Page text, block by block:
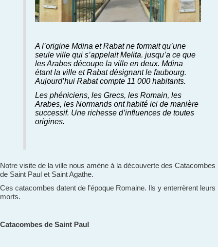
A l’origine Mdina et Rabat ne formait qu’une
seule ville qui s’appelait Melita. jusqu’a ce que
les Arabes découpe la ville en deux. Mdina
étant la ville et Rabat désignant le faubourg.
Aujourd’hui Rabat compte 11 000 habitants.
Les phéniciens, les Grecs, les Romain, les
Arabes, les Normands ont habité ici de manière
successif. Une richesse d’influences de toutes
origines.
Notre visite de la ville nous amène à la découverte des Catacombes
de Saint Paul et Saint Agathe.
Ces catacombes datent de l’époque Romaine. Ils y enterrèrent leurs
morts.
Catacombes de Saint Paul